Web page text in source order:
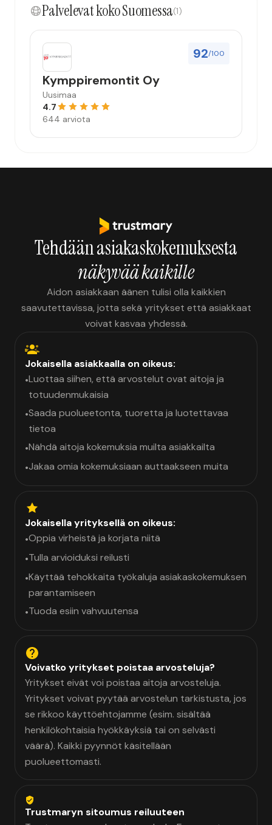
mahdollisuus että palveluita käytän”
Palvelevat koko Suomessa(1)
92/100
Kymppiremontit Oy
Uusimaa
4.7
644 arviota
Tehdään asiakaskokemuksesta
näkyvää kaikille
Aidon asiakkaan äänen tulisi olla kaikkien
saavutettavissa, jotta sekä yritykset että asiakkaat
voivat kasvaa yhdessä.
Jokaisella asiakkaalla on oikeus:
•Luottaa siihen, että arvostelut ovat aitoja ja
totuudenmukaisia
•Saada puolueetonta, tuoretta ja luotettavaa
tietoa
•Nähdä aitoja kokemuksia muilta asiakkailta
•Jakaa omia kokemuksiaan auttaakseen muita
Jokaisella yrityksellä on oikeus:
•Oppia virheistä ja korjata niitä
•Tulla arvioiduksi reilusti
•Käyttää tehokkaita työkaluja asiakaskokemuksen
parantamiseen
•Tuoda esiin vahvuutensa
Voivatko yritykset poistaa arvosteluja?
Yritykset eivät voi poistaa aitoja arvosteluja.
Yritykset voivat pyytää arvostelun tarkistusta, jos
se rikkoo käyttöehtojamme (esim. sisältää
henkilökohtaisia hyökkäyksiä tai on selvästi
väärä). Kaikki pyynnöt käsitellään
puolueettomasti.
Trustmaryn sitoumus reiluuteen